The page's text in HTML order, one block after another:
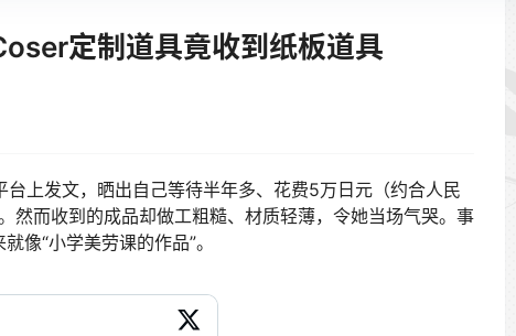
定制道具竟收到纸板道具
发文，晒出自己等待半年多、花费5万日元（约合人民
然而收到的成品却做工粗糙、材质轻薄，令她当场气哭。事
像“小学美劳课的作品”。